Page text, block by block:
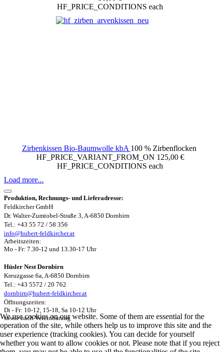
HF_PRICE_CONDITIONS each
Zirbenkissen Bio-Baumwolle kbA 100 % Zirbenflocken
HF_PRICE_VARIANT_FROM_ON 125,00 €
HF_PRICE_CONDITIONS each
Load more...
Produktion, Rechnungs- und Lieferadresse:
Feldkircher GmbH
Dr. Walter-Zumtobel-Straße 3, A-6850 Dornbirn
Tel.: +43 55 72 / 58 356
info@hubert-feldkircher.at
Arbeitszeiten:
Mo - Fr: 7.30-12 und 13.30-17 Uhr
Hüsler Nest Dornbirn
Kreuzgasse 6a, A-6850 Dornbirn
Tel.: +43 5572 / 20 762
dornbirn@hubert-feldkircher.at
Öffnungszeiten:
Di - Fr: 10-12, 15-18, Sa 10-12 Uhr
sowie nach Vereinbarung
We use cookies on our website. Some of them are essential for the
operation of the site, while others help us to improve this site and the
user experience (tracking cookies). You can decide for yourself
whether you want to allow cookies or not. Please note that if you reject